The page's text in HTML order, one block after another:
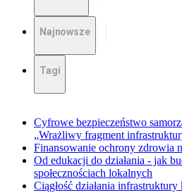
Najnowsze
Tagi
Cyfrowe bezpieczeństwo
„Wrażliwy fragment
Finansowanie ochrony zdrowia
Od edukacji do działania - jak
społecznościach lokalnych
Ciągłość działania